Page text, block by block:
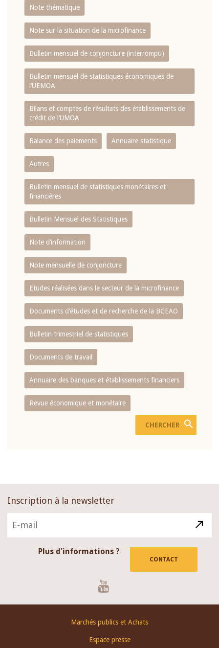
Note thématique
Note sur la situation de la microfinance
Bulletin mensuel de conjoncture (interrompu)
Bulletin mensuel de statistiques économiques de
l‘UEMOA
Bilans et comptes de résultats des établissements de
crédit de l‘UMOA
Balance des paiements Annuaire statistique
Autres
Bulletin mensuel de statistiques monétaires et
financières
Bulletin Mensuel des Statistiques
Note d’information
Note mensuelle de conjoncture
Etudes réalisées dans le secteur de la microfinance
Documents d’études et de recherche de la BCEAO
Bulletin trimestriel de statistiques
Documents de travail
Annuaire des banques et établissements financiers
Revue économique et monétaire
Inscription à la newsletter
Plus d'informations ?
CONTACT
Marchés publics et Achats
Espace presse